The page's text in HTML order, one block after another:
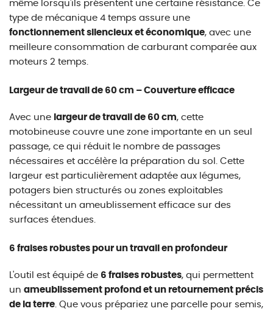
même lorsqu'ils présentent une certaine résistance. Ce
type de mécanique 4 temps assure une
fonctionnement silencieux et économique, avec une
meilleure consommation de carburant comparée aux
moteurs 2 temps.
Largeur de travail de 60 cm – Couverture efficace
Avec une largeur de travail de 60 cm, cette
motobineuse couvre une zone importante en un seul
passage, ce qui réduit le nombre de passages
nécessaires et accélère la préparation du sol. Cette
largeur est particulièrement adaptée aux légumes,
potagers bien structurés ou zones exploitables
nécessitant un ameublissement efficace sur des
surfaces étendues.
6 fraises robustes pour un travail en profondeur
L'outil est équipé de 6 fraises robustes, qui permettent
un ameublissement profond et un retournement précis
de la terre. Que vous prépariez une parcelle pour semis,